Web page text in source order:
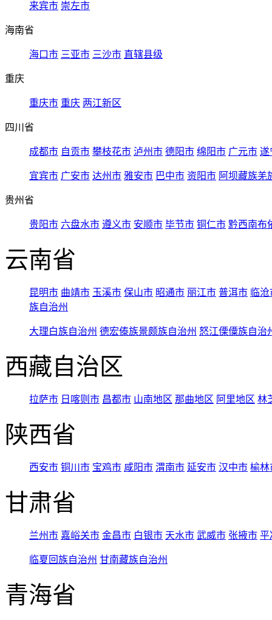
来宾市 崇左市
海南省
海口市 三亚市 三沙市 直辖县级
重庆
重庆市 重庆 两江新区
四川省
成都市 自贡市 攀枝花市 泸州市 德阳市 绵阳市 广元市 遂
宜宾市 广安市 达州市 雅安市 巴中市 资阳市 阿坝藏族羌
贵州省
贵阳市 六盘水市 遵义市 安顺市 毕节市 铜仁市 黔西南布
云南省
昆明市 曲靖市 玉溪市 保山市 昭通市 丽江市 普洱市 临
族自治州
大理白族自治州 德宏傣族景颇族自治州 怒江傈僳族自治
西藏自治区
拉萨市 日喀则市 昌都市 山南地区 那曲地区 阿里地区 林
陕西省
西安市 铜川市 宝鸡市 咸阳市 渭南市 延安市 汉中市 榆林
甘肃省
兰州市 嘉峪关市 金昌市 白银市 天水市 武威市 张掖市 平
临夏回族自治州 甘南藏族自治州
青海省